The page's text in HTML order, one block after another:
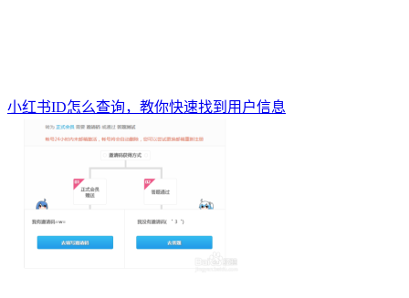
小红书ID怎么查询，教你快速找到用户信息